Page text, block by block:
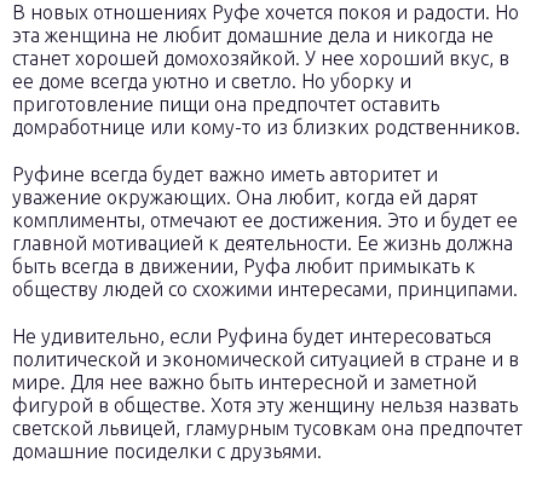
В новых отношениях Руфе хочется покоя и радости. Но
эта женщина не любит домашние дела и никогда не
станет хорошей домохозяйкой. У нее хороший вкус, в
ее доме всегда уютно и светло. Но уборку и
приготовление пищи она предпочтет оставить
домработнице или кому-то из близких родственников.
Руфине всегда будет важно иметь авторитет и
уважение окружающих. Она любит, когда ей дарят
комплименты, отмечают ее достижения. Это и будет ее
главной мотивацией к деятельности. Ее жизнь должна
быть всегда в движении, Руфа любит примыкать к
обществу людей со схожими интересами, принципами.
Не удивительно, если Руфина будет интересоваться
политической и экономической ситуацией в стране и в
мире. Для нее важно быть интересной и заметной
фигурой в обществе. Хотя эту женщину нельзя назвать
светской львицей, гламурным тусовкам она предпочтет
домашние посиделки с друзьями.